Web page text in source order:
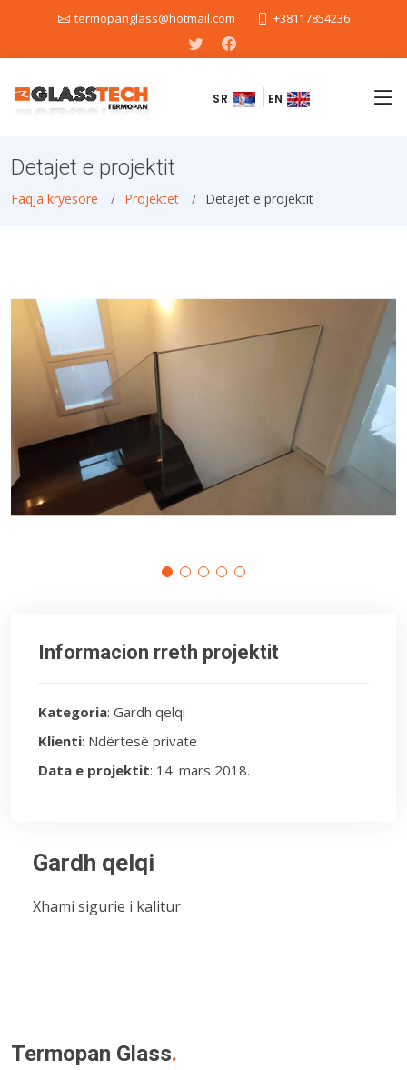
termopanglass@hotmail.com +38117854236
SR EN
Detajet e projektit
Faqja kryesore Projektet Detajet e projektit
Informacion rreth projektit
Kategoria: Gardh qelqi
Klienti: Ndërtesë private
Data e projektit: 14. mars 2018.
Gardh qelqi
Xhami sigurie i kalitur
Termopan Glass.